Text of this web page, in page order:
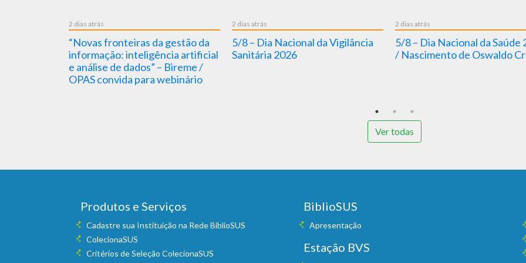
2 dias atrás
“Novas fronteiras da gestão da
informação: inteligência artificial
e análise de dados” – Bireme /
OPAS convida para webinário
2 dias atrás
5/8 – Dia Nacional da Vigilância
Sanitária 2026
2 dias atrás
5/8 – Dia Nacional da Saúde
/ Nascimento de Oswaldo
Ver todas
Produtos e Serviços
Cadastre sua Instituição na Rede BiblioSUS
ColecionaSUS
Critérios de Seleção ColecionaSUS
BiblioSUS
Apresentação
Estação BVS